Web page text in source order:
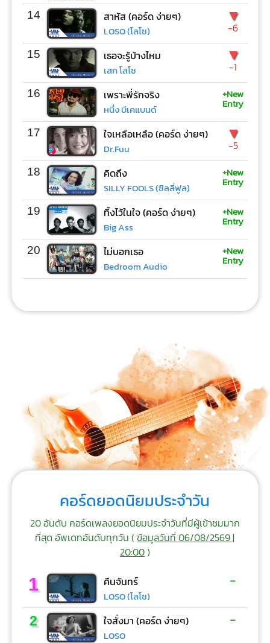
14 สาหัส (คอร์ด ง่ายๆ)
LOSO (โลโซ)
▼
-6
15 เธอจะรู้บ้างไหม
เสก โลโซ
▼
-1
16 เพราะพี่รักจริง
หนึ่ง บีเคแบนด์
+New
Entry
17 ใจเหลือเหลือ (คอร์ด ง่ายๆ)
Dr.Fuu
▼
-5
18 คิดถึง
SILLY FOOLS (ซิลลี่ฟูล)
+New
Entry
19 ทิ้งไว้ในใจ (คอร์ด ง่ายๆ)
Big Ass
+New
Entry
20 ไม่บอกเธอ
Bedroom Audio
+New
Entry
คอร์ดยอดนิยมประจำวัน
20 อันดับ คอร์ดเพลงยอดนิยมประจำวันที่มีผู้เข้าชมมาก
ที่สุด อัพเดทอันดับทุกวัน (ข้อมูลวันที่ 06/08/2569 |
20:00)
1 คืนจันทร์
LOSO (โลโซ)
-
2 ใจสั่งมา (คอร์ด ง่ายๆ)
LOSO
-